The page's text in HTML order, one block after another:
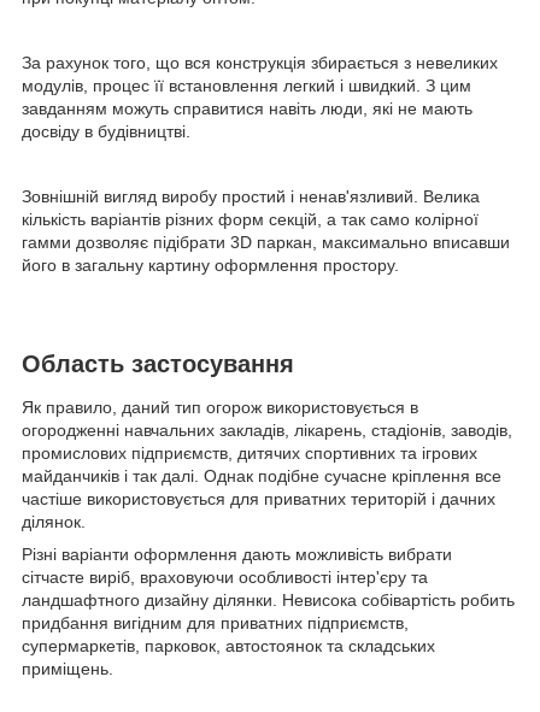
За рахунок того, що вся конструкція збирається з невеликих
модулів, процес її встановлення легкий і швидкий. З цим
завданням можуть справитися навіть люди, які не мають
досвіду в будівництві.
Зовнішній вигляд виробу простий і ненав'язливий. Велика
кількість варіантів різних форм секцій, а так само колірної
гамми дозволяє підібрати 3D паркан, максимально вписавши
його в загальну картину оформлення простору.
Область застосування
Як правило, даний тип огорож використовується в
огородженні навчальних закладів, лікарень, стадіонів, заводів,
промислових підприємств, дитячих спортивних та ігрових
майданчиків і так далі. Однак подібне сучасне кріплення все
частіше використовується для приватних територій і дачних
ділянок.
Різні варіанти оформлення дають можливість вибрати
сітчасте виріб, враховуючи особливості інтер'єру та
ландшафтного дизайну ділянки. Невисока собівартість робить
придбання вигідним для приватних підприємств,
супермаркетів, парковок, автостоянок та складських
приміщень.